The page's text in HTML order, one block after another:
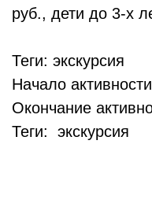
руб., дети до 3-х
Теги: экскурсия
Начало
Окончание
Теги: экскурсия